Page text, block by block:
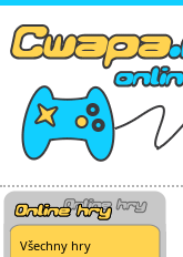
Všechny hry